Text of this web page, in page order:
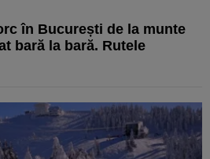
în București de la munte
bară la bară. Rutele